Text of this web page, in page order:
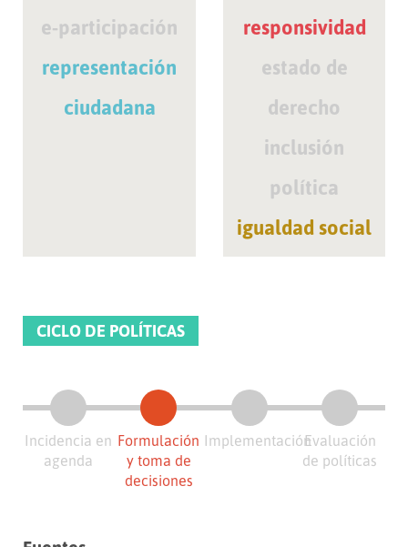
e-participación
representación
ciudadana
responsividad
estado de
derecho
inclusión
política
igualdad social
CICLO DE POLÍTICAS
Incidencia en
agenda
Formulación
y toma de
decisiones
ImplementaciónEvaluación
de políticas